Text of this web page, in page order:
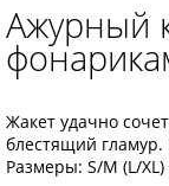
Ажурный
Жакет удачно
блестящий
Размеры: S/M (L/XL)